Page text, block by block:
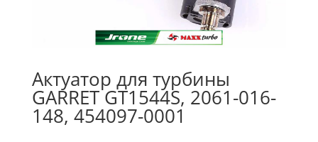
Актуатор для турбины
GARRET GT1544S, 2061-016-
148, 454097-0001